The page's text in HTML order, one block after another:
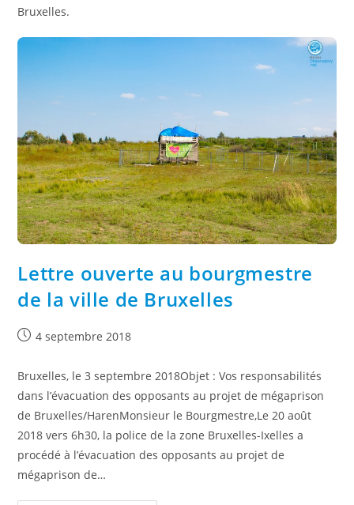
Bruxelles.
Lettre ouverte au bourgmestre
de la ville de Bruxelles
4 septembre 2018
Bruxelles, le 3 septembre 2018Objet : Vos responsabilités
dans l’évacuation des opposants au projet de mégaprison
de Bruxelles/HarenMonsieur le Bourgmestre,Le 20 août
2018 vers 6h30, la police de la zone Bruxelles-Ixelles a
procédé à l’évacuation des opposants au projet de
mégaprison de…